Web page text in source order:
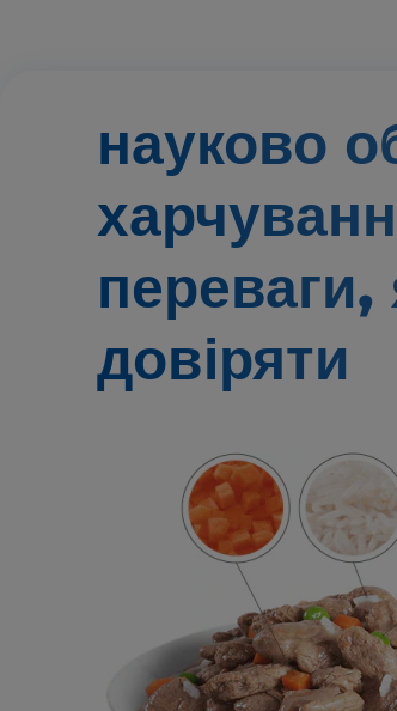
науково
переваги,
довіряти